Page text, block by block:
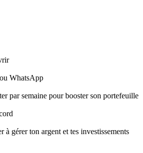
WhatsApp
par semaine pour booster son portefeuille
à gérer ton argent et tes investissements